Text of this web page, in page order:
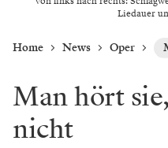
Liedauer
Home News Oper
Man hört
nicht